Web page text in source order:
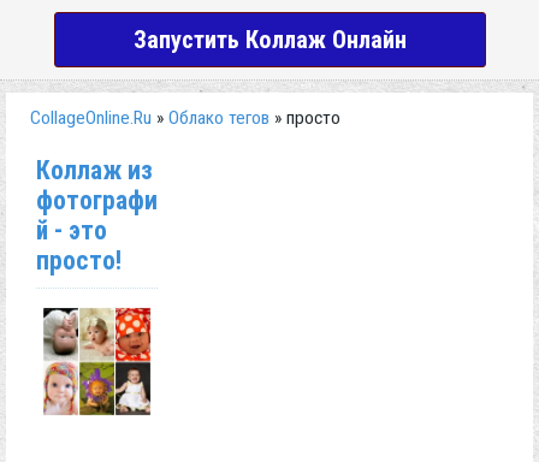
Запустить Коллаж Онлайн
CollageOnline.Ru » Облако тегов » просто
Коллаж из
фотографи
й - это
просто!